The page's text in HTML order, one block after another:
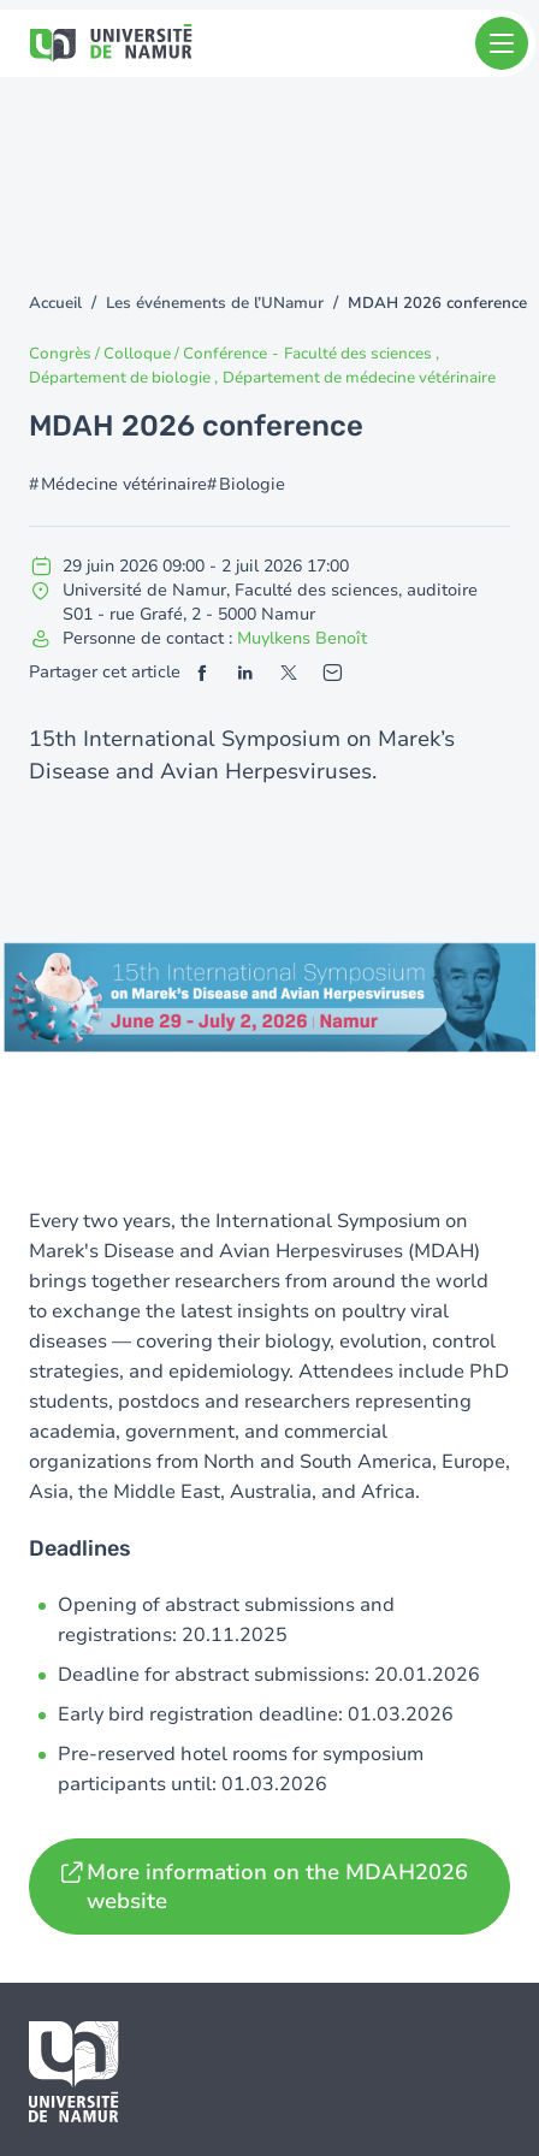
You
here
Accueil Les événements de l’UNamur MDAH 2026 conference
Congrès / Colloque / Conférence - Faculté des sciences
Département de biologie
Département de médecine vétérinaire
MDAH 2026 conference
Médecine vétérinaire Biologie
29 juin 2026 09:00 - 2 juil 2026 17:00
Université de Namur, Faculté des sciences, auditoire
S01 - rue Grafé, 2 - 5000 Namur
Personne de contact : Muylkens Benoît
Partager cet article
15th International Symposium on Marek’s
Disease and Avian Herpesviruses.
Every two years, the International Symposium on
Marek's Disease and Avian Herpesviruses (MDAH)
brings together researchers from around the world
to exchange the latest insights on poultry viral
diseases — covering their biology, evolution, control
strategies, and epidemiology. Attendees include PhD
students, postdocs and researchers representing
academia, government, and commercial
organizations from North and South America, Europe,
Asia, the Middle East, Australia, and Africa.
Deadlines
Opening of abstract submissions and
registrations: 20.11.2025
Deadline for abstract submissions: 20.01.2026
Early bird registration deadline: 01.03.2026
Pre-reserved hotel rooms for symposium
participants until: 01.03.2026
More information on the MDAH2026
website